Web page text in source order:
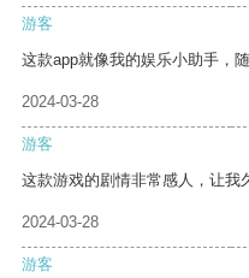
游客
这款app就像我的娱乐小助手，
2024-03-28
游客
这款游戏的剧情非常感人，让我
2024-03-28
游客